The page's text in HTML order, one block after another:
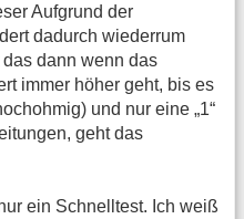
Aufgrund der
dadurch wiederrum
dann wenn das
immer höher geht, bis es
und nur eine „1“
geht das
ein Schnelltest. Ich weiß